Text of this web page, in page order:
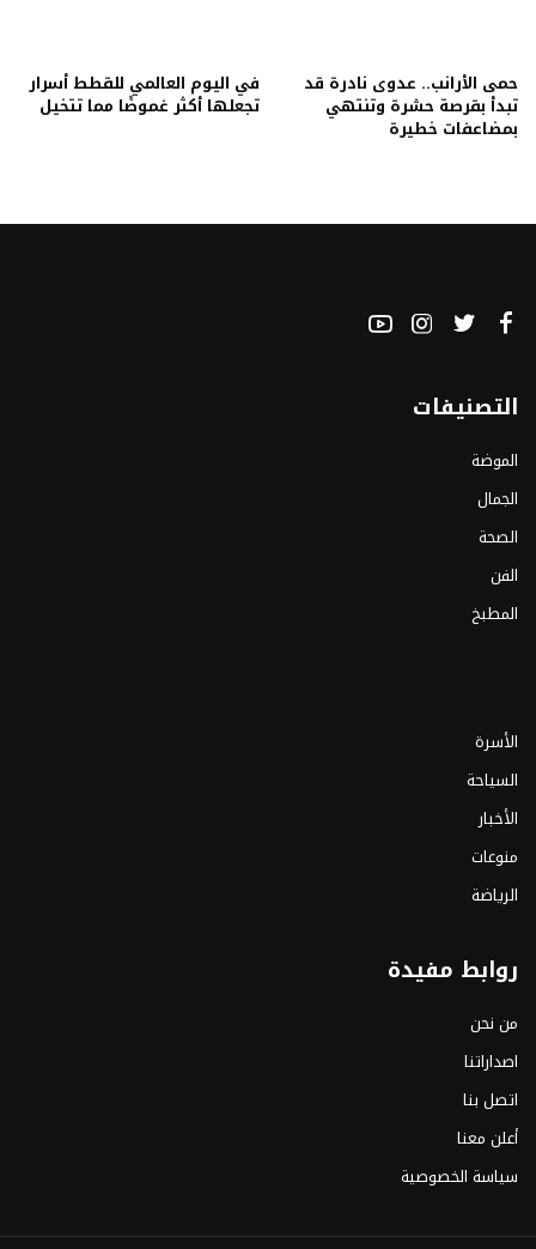
حمى الأرانب.. عدوى نادرة قد
تبدأ بقرصة حشرة وتنتهي
بمضاعفات خطيرة
في اليوم العالمي للقطط أسرار
تجعلها أكثر غموضًا مما تتخيل
التصنيفات
الموضة
الجمال
الصحة
الفن
المطبخ
الأسرة
السياحة
الأخبار
منوعات
الرياضة
روابط مفيدة
من نحن
اصداراتنا
اتصل بنا
أعلن معنا
سياسة الخصوصية